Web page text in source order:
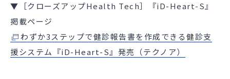
▼ ［クローズアップHealth Tech］
『iD-Heart-S』
掲載ページ
わずか3ステップで健診報告書を作成できる健診支
援システム『iD-Heart-S』発売（テクノア）